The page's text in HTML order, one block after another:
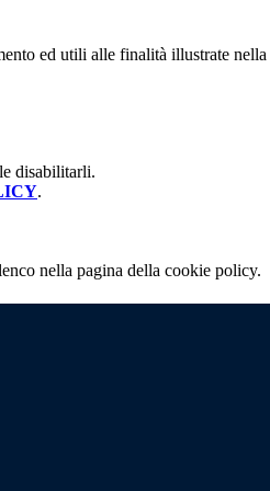
ed utili alle finalità illustrate nella
disabilitarli.
.
nella pagina della cookie policy.